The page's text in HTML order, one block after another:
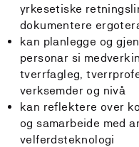
yrkesetiske
dokumentere
kan planlegge og
personar si
tverrfagleg,
verksemder og nivå
kan reflektere over
og samarbeide med
velferdsteknologi